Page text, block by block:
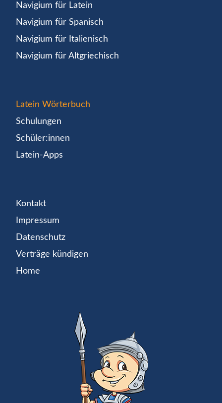
Navigium für Latein
Navigium für Spanisch
Navigium für Italienisch
Navigium für Altgriechisch
Latein Wörterbuch
Schulungen
Schüler:innen
Latein-Apps
Kontakt
Impressum
Datenschutz
Verträge kündigen
Home